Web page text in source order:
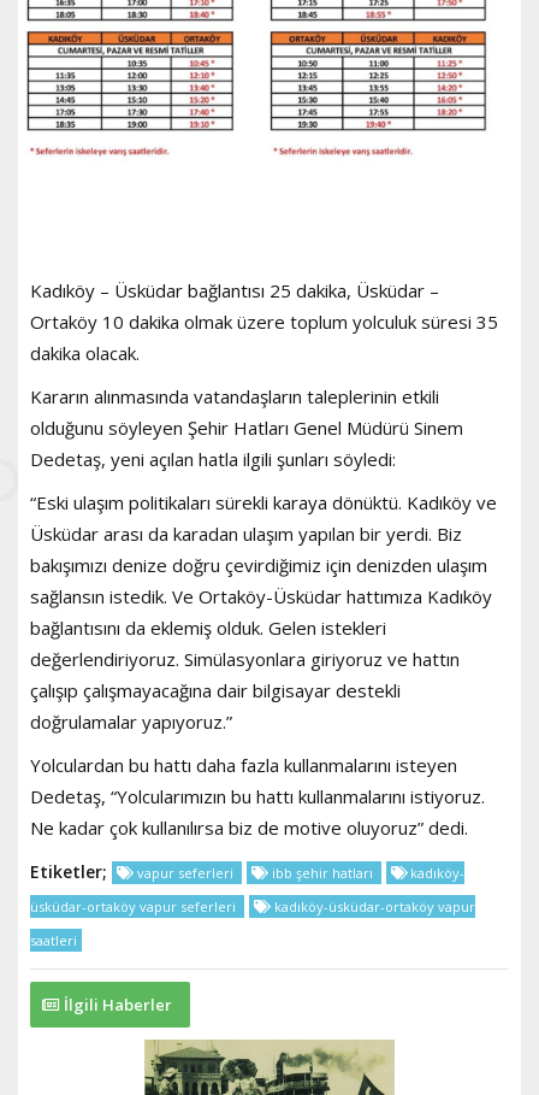
Kadıköy – Üsküdar bağlantısı 25 dakika, Üsküdar –
Ortaköy 10 dakika olmak üzere toplum yolculuk süresi 35
dakika olacak.
Kararın alınmasında vatandaşların taleplerinin etkili
olduğunu söyleyen Şehir Hatları Genel Müdürü Sinem
Dedetaş, yeni açılan hatla ilgili şunları söyledi:
“Eski ulaşım politikaları sürekli karaya dönüktü. Kadıköy ve
Üsküdar arası da karadan ulaşım yapılan bir yerdi. Biz
bakışımızı denize doğru çevirdiğimiz için denizden ulaşım
sağlansın istedik. Ve Ortaköy-Üsküdar hattımıza Kadıköy
bağlantısını da eklemiş olduk. Gelen istekleri
değerlendiriyoruz. Simülasyonlara giriyoruz ve hattın
çalışıp çalışmayacağına dair bilgisayar destekli
doğrulamalar yapıyoruz.”
Yolculardan bu hattı daha fazla kullanmalarını isteyen
Dedetaş, “Yolcularımızın bu hattı kullanmalarını istiyoruz.
Ne kadar çok kullanılırsa biz de motive oluyoruz” dedi.
Etiketler; vapur seferleri ibb şehir hatları
kadıköy-
üsküdar-ortaköy vapur seferleri
kadıköy-üsküdar-ortaköy vapur
saatleri
İlgili Haberler